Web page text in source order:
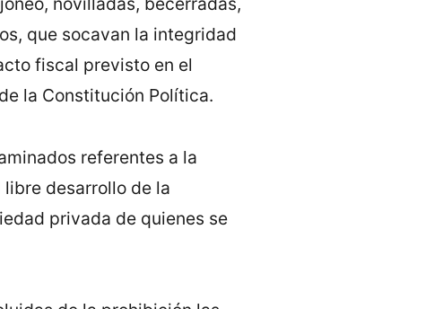
que socavan la integridad
fiscal previsto en el
la Constitución Política.
referentes a la
desarrollo de la
privada de quienes se